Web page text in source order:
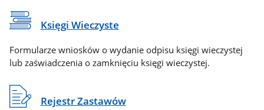
Księgi Wieczyste
Formularze wniosków o wydanie odpisu księgi wieczystej
lub zaświadczenia o zamknięciu księgi wieczystej.
Rejestr Zastawów